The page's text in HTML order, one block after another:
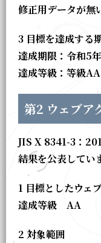
修正用データが無
3 目標を達成する
達成期限：令和5
達成等級：等級
第2 ウェブア
JIS X 8341-3：
結果を公表してい
1 目標としたウェ
達成等級 AA
2 対象範囲